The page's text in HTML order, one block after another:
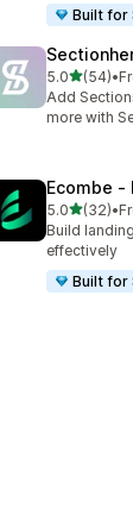
Built for
5.0เต็ม 5 ดาว
(54)
ทั้งหมด 54 รี
•
Add
more with
Ecombe ‑
5.0เต็ม 5 ดาว
(32)
ทั้งหมด 32 รี
•
Build
effectively
Built for